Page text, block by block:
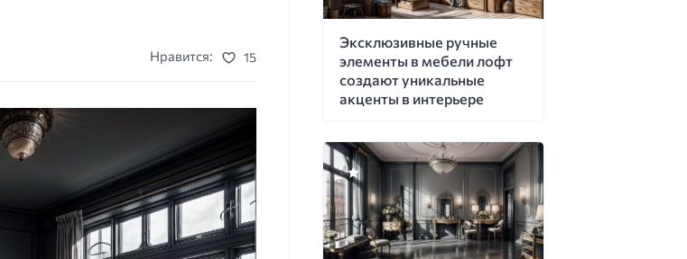
Нравится: 15
Эксклюзивные ручные
элементы в мебели лофт
создают уникальные
акценты в интерьере